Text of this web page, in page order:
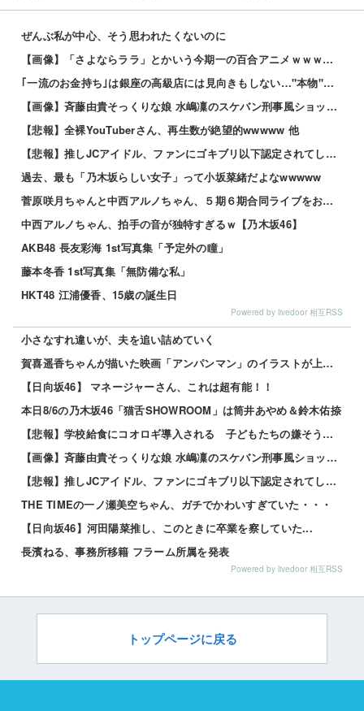
ぜんぶ私が中心、そう思われたくないのに
【画像】「さよならララ」とかいう今期一の百合アニメｗｗｗｗｗ
｢一流のお金持ち｣は銀座の高級店には見向きもしない…"本物"を知る富裕層が行きつく"究極のスシ"の正...
【画像】斉藤由貴そっくりな娘 水嶋凜のスケバン刑事風ショットがこちらｗｗｗ 他
【悲報】全裸YouTuberさん、再生数が絶望的wwwww 他
【悲報】推しJCアイドル、ファンにゴキブリ以下認定されてしまうｗｗｗｗ 他
過去、最も「乃木坂らしい女子」って小坂菜緒だよなwwwww
菅原咲月ちゃんと中西アルノちゃん、５期６期合同ライブをおねだり！！！【乃木坂46】
中西アルノちゃん、拍手の音が独特すぎるｗ【乃木坂46】
AKB48 長友彩海 1st写真集「予定外の瞳」
藤本冬香 1st写真集「無防備な私」
HKT48 江浦優香、15歳の誕生日
Powered by livedoor 相互RSS
小さなすれ違いが、夫を追い詰めていく
賀喜遥香ちゃんが描いた映画「アンパンマン」のイラストが上手すぎる！！！【乃木坂46】
【日向坂46】 マネージャーさん、これは超有能！！
本日8/6の乃木坂46「猫舌SHOWROOM」は筒井あやめ＆鈴木佑捺
【悲報】学校給食にコオロギ導入される 子どもたちの嫌そうな顔がリアルすぎｗｗｗｗｗ 他
【画像】斉藤由貴そっくりな娘 水嶋凜のスケバン刑事風ショットがこちらｗｗｗ 他
【悲報】推しJCアイドル、ファンにゴキブリ以下認定されてしまうｗｗｗｗ 他
THE TIMEの一ノ瀬美空ちゃん、ガチでかわいすぎていた・・・
【日向坂46】河田陽菜推し、このときに卒業を察していた...
長濱ねる、事務所移籍 フラーム所属を発表
Powered by livedoor 相互RSS
トップページに戻る